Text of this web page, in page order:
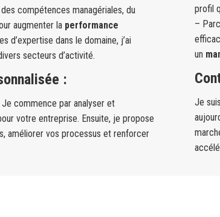
compétences managériales, du
augmenter la performance
d’expertise dans le domaine, j’ai
secteurs d’activité.
:
commence par analyser et
votre entreprise. Ensuite, je propose
améliorer vos processus et renforcer
profil
–
un
Je